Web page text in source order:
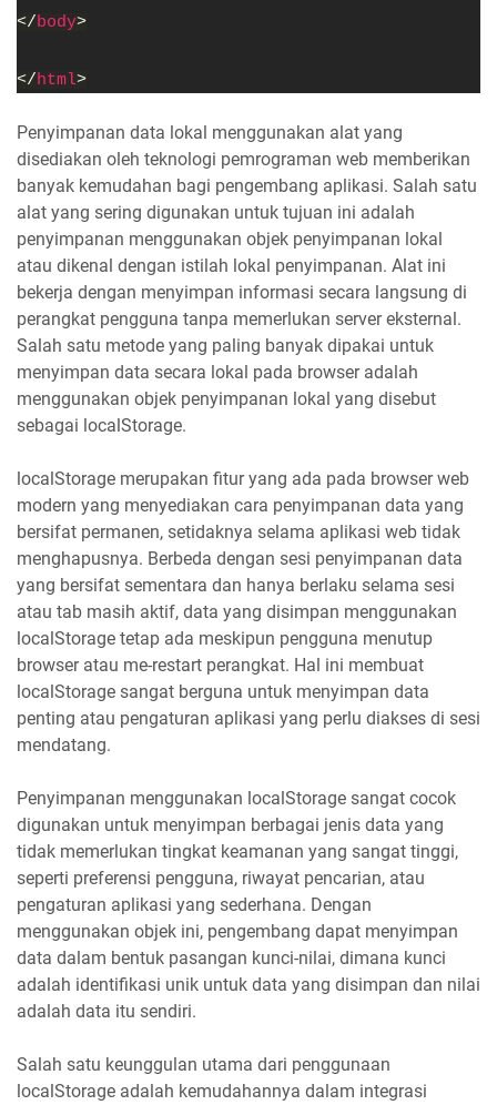
</body>
</html>
Penyimpanan data lokal menggunakan alat yang
disediakan oleh teknologi pemrograman web memberikan
banyak kemudahan bagi pengembang aplikasi. Salah satu
alat yang sering digunakan untuk tujuan ini adalah
penyimpanan menggunakan objek penyimpanan lokal
atau dikenal dengan istilah lokal penyimpanan. Alat ini
bekerja dengan menyimpan informasi secara langsung di
perangkat pengguna tanpa memerlukan server eksternal.
Salah satu metode yang paling banyak dipakai untuk
menyimpan data secara lokal pada browser adalah
menggunakan objek penyimpanan lokal yang disebut
sebagai localStorage.
localStorage merupakan fitur yang ada pada browser web
modern yang menyediakan cara penyimpanan data yang
bersifat permanen, setidaknya selama aplikasi web tidak
menghapusnya. Berbeda dengan sesi penyimpanan data
yang bersifat sementara dan hanya berlaku selama sesi
atau tab masih aktif, data yang disimpan menggunakan
localStorage tetap ada meskipun pengguna menutup
browser atau me-restart perangkat. Hal ini membuat
localStorage sangat berguna untuk menyimpan data
penting atau pengaturan aplikasi yang perlu diakses di sesi
mendatang.
Penyimpanan menggunakan localStorage sangat cocok
digunakan untuk menyimpan berbagai jenis data yang
tidak memerlukan tingkat keamanan yang sangat tinggi,
seperti preferensi pengguna, riwayat pencarian, atau
pengaturan aplikasi yang sederhana. Dengan
menggunakan objek ini, pengembang dapat menyimpan
data dalam bentuk pasangan kunci-nilai, dimana kunci
adalah identifikasi unik untuk data yang disimpan dan nilai
adalah data itu sendiri.
Salah satu keunggulan utama dari penggunaan
localStorage adalah kemudahannya dalam integrasi